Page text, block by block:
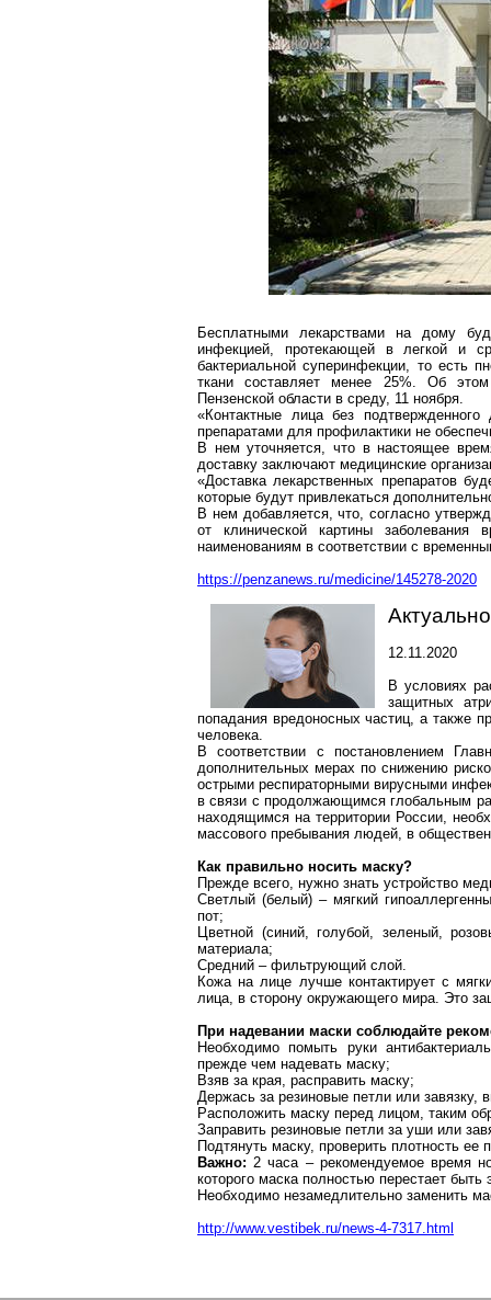
Бесплатными лекарствами на дому
инфекцией, протекающей в легкой и
бактериальной суперинфекции, то есть
ткани составляет менее 25%. Об этом
Пензенской области в среду, 11 ноября.
«Контактные лица без
препаратами для профилактики не
В нем уточняется, что в настоящее
доставку заключают медицинские
«Доставка лекарственных препаратов
которые будут привлекаться
В нем добавляется, что, согласно
от клинической картины заболевания
наименованиям в соответствии с
https://penzanews.ru/medicine/145278-2020
12.11.2020
В условиях
защитных
попадания вредоносных частиц, а также
человека.
В соответствии с постановлением
дополнительных мерах по снижению
острыми респираторными вирусными
в связи с продолжающимся глобальным
находящимся на территории России,
массового пребывания людей, в
Как правильно носить маску?
Прежде всего, нужно знать устройство
Светлый (белый) – мягкий
пот;
Цветной (синий,голубой, зеленый,
материала;
Средний – фильтрующий слой.
Кожа на лице лучше контактирует с
лица, в сторону окружающего мира. Это
При надевании маски соблюдайте
Необходимо помыть руки
прежде чем надевать маску;
Взяв за края, расправить маску;
Держась за резиновые петли или завязку,
Расположить маску перед лицом, таким
Заправить резиновые петли за уши или
Подтянуть маску, проверить плотность ее
Важно: 2 часа – рекомендуемое время
которого маска полностью перестает
Необходимо незамедлительно заменить
http://www.vestibek.ru/news-4-7317.html